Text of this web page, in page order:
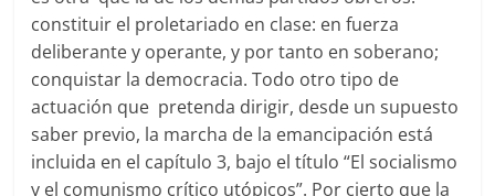
constituir el proletariado en clase: en fuerza
deliberante y operante, y por tanto en soberano;
conquistar la democracia. Todo otro tipo de
actuación que pretenda dirigir, desde un supuesto
saber previo, la marcha de la emancipación está
incluida en el capítulo 3, bajo el título “El socialismo
y el comunismo crítico utópicos”. Por cierto que la